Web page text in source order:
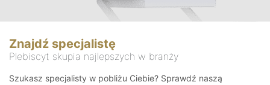
Znajdź specjalistę
Plebiscyt skupia najlepszych w branży
Szukasz specjalisty w pobliżu Ciebie? Sprawdź naszą